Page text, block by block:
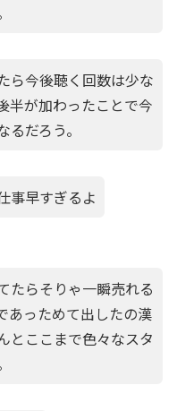
ら今後聴く回数は少な
半が加わったことで今
だろう。
事早すぎるよ
たらそりゃ一瞬売れる
あっためて出したの漢
とここまで色々なスタ